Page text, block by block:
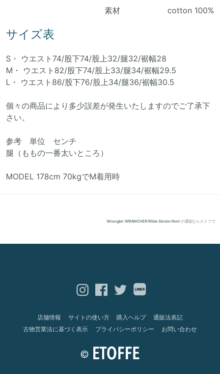
素材 cotton 100%
サイズ表
S・ ウエスト74/股下74/股上32/腿32/裾幅28
M・ ウエスト82/股下74/股上33/腿34/裾幅29.5
L・ ウエスト86/股下76/股上34/腿36/裾幅30.5
個々の商品により多少誤差が発生いたしますのでご了承下
さい。
参考 単位 センチ
腿（ももの一番太いところ）
MODEL 178cm 70kgでM着用時
Wrangler WRANCHER Wide Denim Pant の通販ならエトフで
店舗情報 サイトの使い方 購入ヘルプ
通販法表記
古物営業法に基づく表示
プライバシーポリシー お問い合わせ